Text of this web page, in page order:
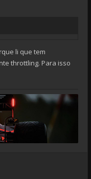
li que tem
throttling. Para isso